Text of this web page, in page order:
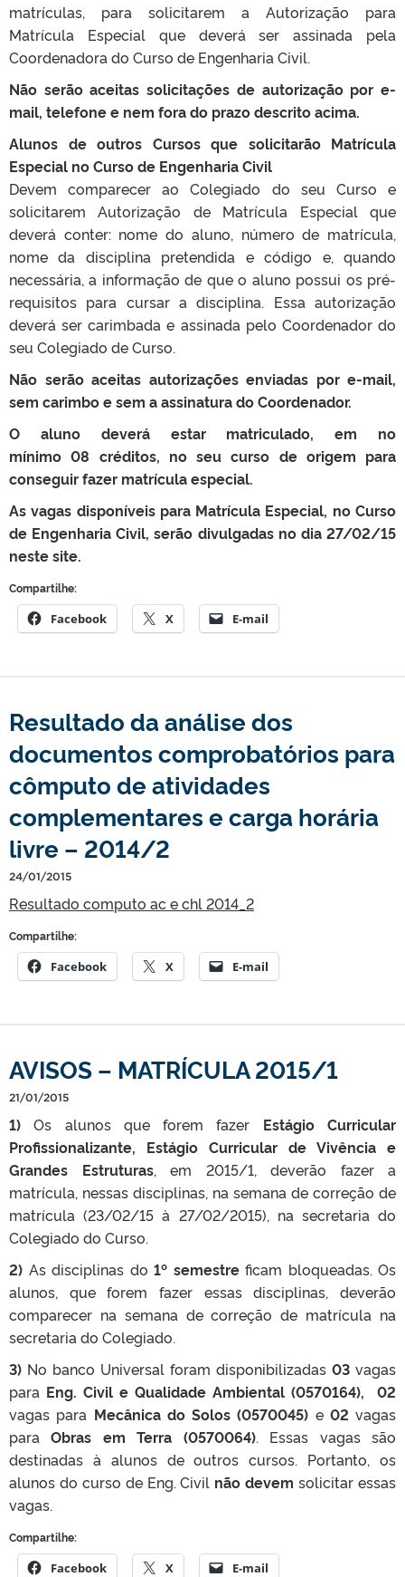
matrículas, para solicitarem a Autorização para
Matrícula Especial que deverá ser assinada pela
Coordenadora do Curso de Engenharia Civil.
Não serão aceitas solicitações de autorização por e-
mail, telefone e nem fora do prazo descrito acima.
Alunos de outros Cursos que solicitarão Matrícula
Especial no Curso de Engenharia Civil
Devem comparecer ao Colegiado do seu Curso e
solicitarem Autorização de Matrícula Especial que
deverá conter: nome do aluno, número de matrícula,
nome da disciplina pretendida e código e, quando
necessária, a informação de que o aluno possui os pré-
requisitos para cursar a disciplina. Essa autorização
deverá ser carimbada e assinada pelo Coordenador do
seu Colegiado de Curso.
Não serão aceitas autorizações enviadas por e-mail,
sem carimbo e sem a assinatura do Coordenador.
O aluno deverá estar matriculado, em no
mínimo 08 créditos, no seu curso de origem para
conseguir fazer matrícula especial.
As vagas disponíveis para Matrícula Especial, no Curso
de Engenharia Civil, serão divulgadas no dia 27/02/15
neste site.
Compartilhe:
Facebook X E-mail
Resultado da análise dos
documentos comprobatórios para
cômputo de atividades
complementares e carga horária
livre – 2014/2
24/01/2015
Resultado computo ac e chl 2014_2
Compartilhe:
Facebook X E-mail
AVISOS – MATRÍCULA 2015/1
21/01/2015
1) Os alunos que forem fazer Estágio Curricular
Profissionalizante, Estágio Curricular de Vivência e
Grandes Estruturas, em 2015/1, deverão fazer a
matrícula, nessas disciplinas, na semana de correção de
matrícula (23/02/15 à 27/02/2015), na secretaria do
Colegiado do Curso.
2) As disciplinas do 1º semestreficam bloqueadas. Os
alunos, que forem fazer essas disciplinas, deverão
comparecer na semana de correção de matrícula na
secretaria do Colegiado.
3) No banco Universal foram disponibilizadas 03 vagas
para Eng. Civil e Qualidade Ambiental (0570164), 02
vagas para Mecânica do Solos (0570045) e02 vagas
para Obras em Terra (0570064). Essas vagas são
destinadas à alunos de outros cursos. Portanto, os
alunos do curso de Eng. Civil não devem solicitar essas
vagas.
Compartilhe:
Facebook X E-mail